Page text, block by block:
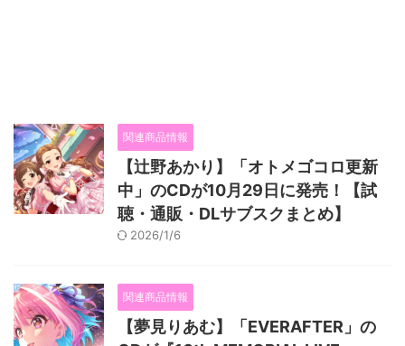
関連商品情報
【辻野あかり】「オトメゴコロ更新
中」のCDが10月29日に発売！【試
聴・通販・DLサブスクまとめ】
2026/1/6
関連商品情報
【夢見りあむ】「EVERAFTER」の